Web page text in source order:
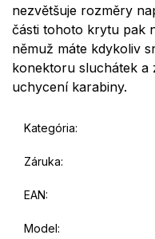
nezvětšuje rozměry
části tohoto krytu pak
němuž máte kdykoliv
konektoru sluchátek a
uchycení karabiny.
Kategória:
Záruka:
EAN:
Model: